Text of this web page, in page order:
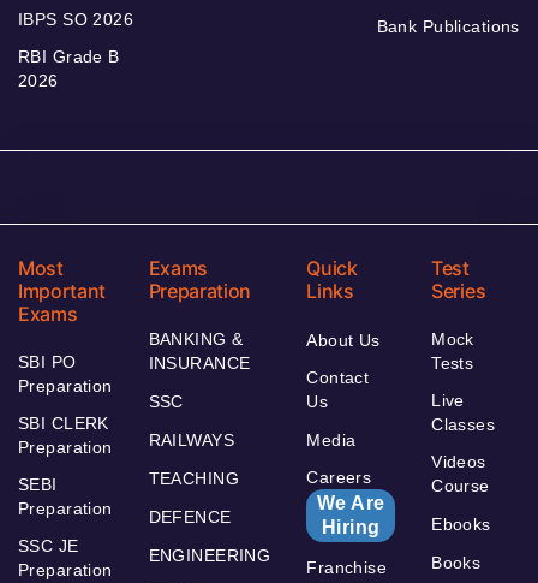
IBPS SO 2026
RBI Grade B
2026
Bank Publications
Most
Important
Exams
SBI PO
Preparation
SBI CLERK
Preparation
SEBI
Preparation
SSC JE
Preparation
Exams
Preparation
BANKING &
INSURANCE
SSC
RAILWAYS
TEACHING
DEFENCE
ENGINEERING
Quick
Links
About Us
Contact
Us
Media
Careers
We Are
Hiring
Franchise
Test
Series
Mock
Tests
Live
Classes
Videos
Course
Ebooks
Books